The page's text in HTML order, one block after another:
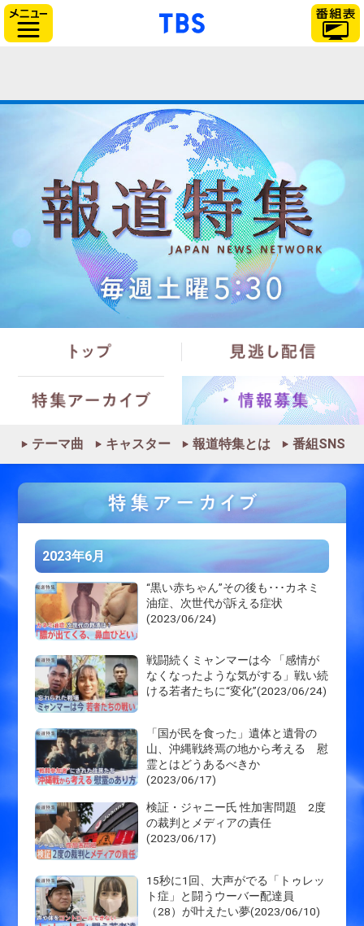
「TBSテレビ」トップ
テーマ曲 キャスター 報道特集とは 番組SNS
2023年6月
“黒い赤ちゃん”その後も･･･カネミ
油症、次世代が訴える症状
(2023/06/24)
戦闘続くミャンマーは今 「感情が
なくなったような気がする」戦い続
ける若者たちに“変化”(2023/06/24)
「国が民を食った」遺体と遺骨の
山、沖縄戦終焉の地から考える 慰
霊とはどうあるべきか
(2023/06/17)
検証・ジャニー氏 性加害問題 2度
の裁判とメディアの責任
(2023/06/17)
15秒に1回、大声がでる「トゥレッ
ト症」と闘うウーバー配達員
（28）が叶えたい夢(2023/06/10)